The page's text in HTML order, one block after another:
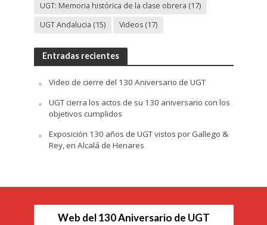
UGT: Memoria histórica de la clase obrera (17)
UGT Andalucia (15) Videos(17)
Entradas recientes
Video de cierre del 130 Aniversario de UGT
UGT cierra los actos de su 130 aniversario con los
objetivos cumplidos
Exposición 130 años de UGT vistos por Gallego &
Rey, en Alcalá de Henares
Web del 130 Aniversario de UGT